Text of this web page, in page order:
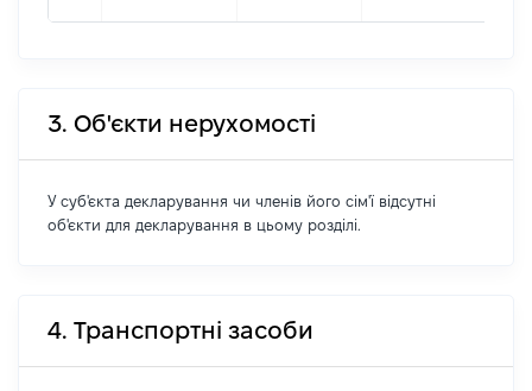
3. Об'єкти нерухомості
У суб'єкта декларування чи членів його сім'ї відсутні
об'єкти для декларування в цьому розділі.
4. Транспортні засоби